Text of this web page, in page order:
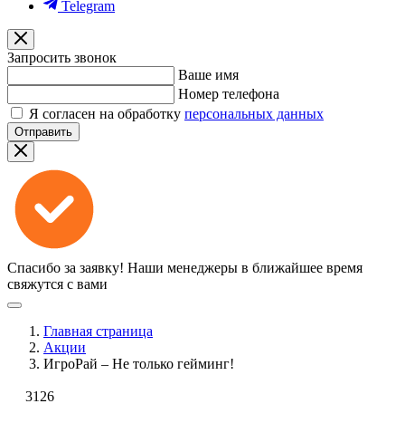
Telegram
Запросить звонок
Ваше имя
Номер телефона
Я согласен на обработку персональных данных
Отправить
Спасибо за заявку! Наши менеджеры в ближайшее время
свяжутся с вами
Главная страница
Акции
ИгроРай – Не только гейминг!
3126